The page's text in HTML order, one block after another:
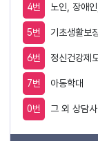
4번 노인, 장애
5번 기초생활보
6번 정신건강제
7번 아동학대
0번 그 외 상담